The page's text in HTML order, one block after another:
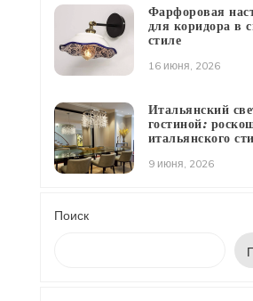
Фарфоровая
для коридора в
стиле
16 июня, 2026
Итальянский
гостиной:
итальянского
9 июня, 2026
Поиск